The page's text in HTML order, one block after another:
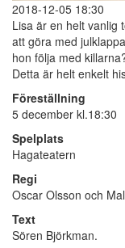
2018-12-05 18:30
Lisa är en helt vanlig
att göra med
hon följa med
Detta är helt enkelt
Föreställning
5 december kl.18:30
Spelplats
Hagateatern
Regi
Oscar Olsson och
Text
Sören Björkman.